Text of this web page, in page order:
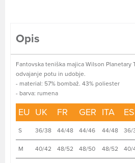
Opis
Fantovska teniška majica Wilson Planetary
odvajanje potu in udobje.
- material: 57% bombaž. 43% poliester
- barva: rumena
EU UK FR GER ITA
S 36/38 44/48 44/46 44/48 36/
M 40/42 48/52 48/50 48/52 40/